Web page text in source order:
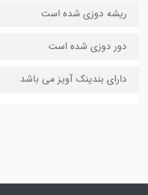
ریشه دوزی شده است
دور دوزی شده است
دارای بندینک آویز می باشد